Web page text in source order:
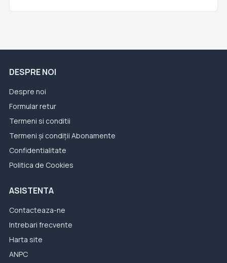
DESPRE NOI
Despre noi
Formular retur
Termeni si conditii
Termeni și condiții Abonamente
Confidentialitate
Politica de Cookies
ASISTENTA
Contacteaza-ne
Intrebari frecvente
Harta site
ANPC